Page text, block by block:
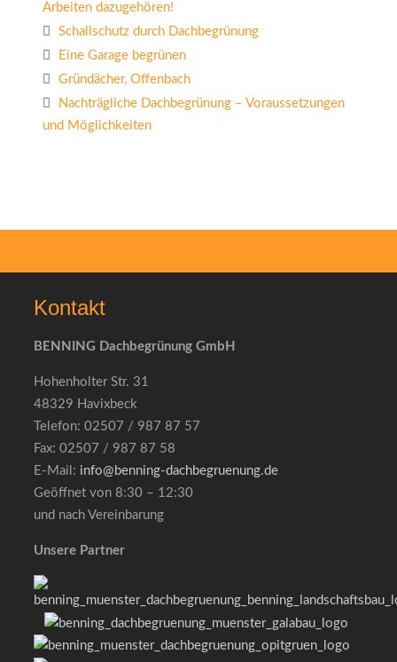
Arbeiten dazugehören!
Schallschutz durch Dachbegrünung
Eine Garage begrünen
Gründächer, Offenbach
Nachträgliche Dachbegrünung – Voraussetzungen
und Möglichkeiten
Kontakt
BENNING Dachbegrünung GmbH
Hohenholter Str. 31
48329 Havixbeck
Telefon: 02507 / 987 87 57
Fax: 02507 / 987 87 58
E-Mail: info@benning-dachbegruenung.de
Geöffnet von 8:30 – 12:30
und nach Vereinbarung
Unsere Partner